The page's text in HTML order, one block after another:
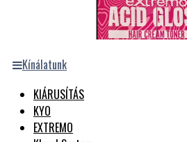
Kínálatunk
KIÁRUSÍTÁS
KYO
EXTREMO